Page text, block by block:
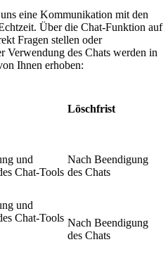
eine Kommunikation mit den
Über die Chat-Funktion auf
Fragen stellen oder
Verwendung des Chats werden in
Ihnen erhoben:
Löschfrist
und
Chat-Tools
Nach Beendigung
des Chats
und
Chat-Tools Nach Beendigung
des Chats